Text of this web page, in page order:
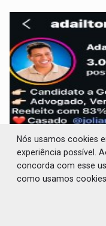
ADAILTON
suposto ataque
Instagram
Nós usamos cookies
experiência possível.
concorda com esse
como usamos